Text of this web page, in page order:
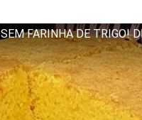
FARINHA DE TRIGO!